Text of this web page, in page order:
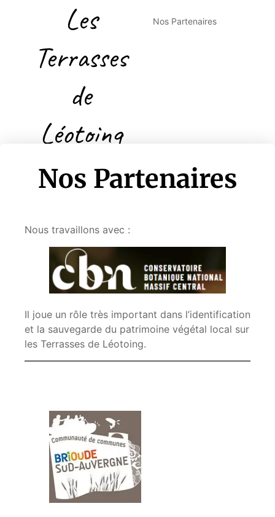
Les
Terrasses
de
Léotoing
Nos Partenaires
Nos Partenaires
Nous travaillons avec :
Il joue un rôle très important dans l’identification
et la sauvegarde du patrimoine végétal local sur
les Terrasses de Léotoing.